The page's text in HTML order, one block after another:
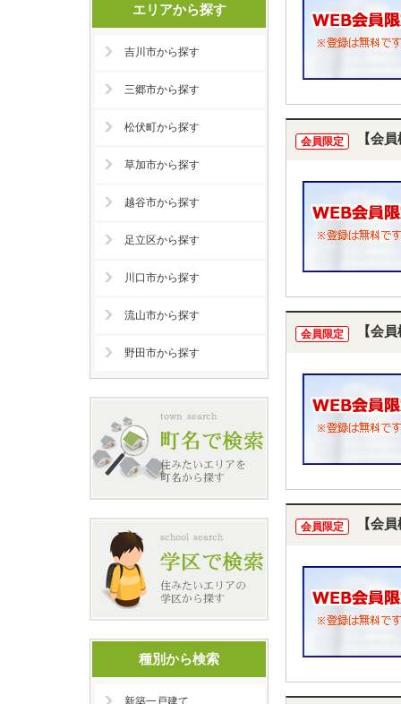
会員限定 【会
会員限定 【会
会員限定 【会
エリアから探す
吉川市から探す
三郷市から探す
松伏町から探す
草加市から探す
越谷市から探す
足立区から探す
川口市から探す
流山市から探す
野田市から探す
種別から検索
新築一戸建て